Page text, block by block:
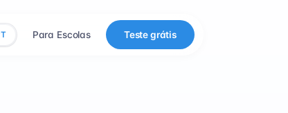
Para Escolas Teste grátis